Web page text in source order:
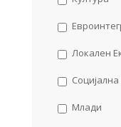
Локален
Млади